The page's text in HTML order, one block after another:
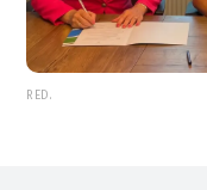
RED.